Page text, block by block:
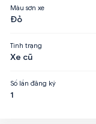
Màu sơn xe
Đỏ
Tình trạng
Xe cũ
Số lần đăng ký
1